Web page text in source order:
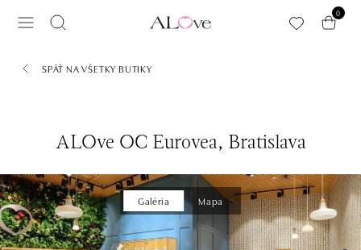
0
SPÄŤ NA VŠETKY BUTIKY
ALOve OC Eurovea, Bratislava
Galéria Mapa